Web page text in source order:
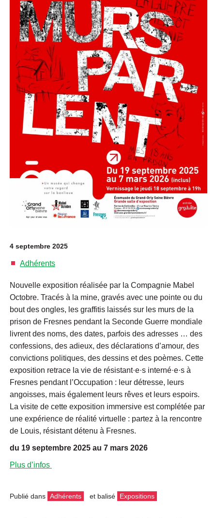
4 septembre 2025
Adhérents
Nouvelle exposition réalisée par la Compagnie Mabel
Octobre. Tracés à la mine, gravés avec une pointe ou du
bout des ongles, les graffitis laissés sur les murs de la
prison de Fresnes pendant la Seconde Guerre mondiale
livrent des noms, des dates, parfois des adresses … des
confessions, des adieux, des déclarations d’amour, des
convictions politiques, des dessins et des poèmes. Cette
exposition retrace la vie de résistant·e·s interné·e·s à
Fresnes pendant l’Occupation : leur détresse, leurs
angoisses, mais également leurs rêves et leurs espoirs.
La visite de cette exposition immersive est complétée par
une expérience de réalité virtuelle : partez à la rencontre
de Louis, résistant détenu à Fresnes.
du 19 septembre 2025 au 7 mars 2026
Plus d’infos
Publié dans Adhérents et balisé Expositions